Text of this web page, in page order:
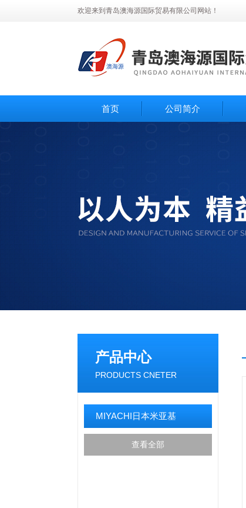
欢迎来到青岛澳海源国际贸易有限公司网站！
首页 公司简介
产品中心
PRODUCTS CNETER
MIYACHI日本米亚基
查看全部